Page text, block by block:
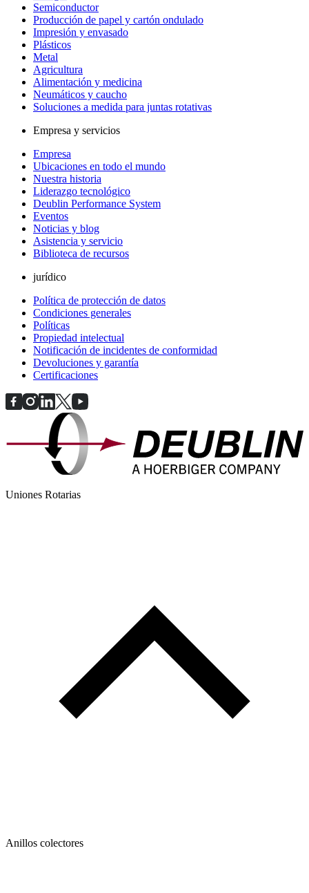
Semiconductor
Producción de papel y cartón ondulado
Impresión y envasado
Plásticos
Metal
Agricultura
Alimentación y medicina
Neumáticos y caucho
Soluciones a medida para juntas rotativas
Empresa y servicios
Empresa
Ubicaciones en todo el mundo
Nuestra historia
Liderazgo tecnológico
Deublin Performance System
Eventos
Noticias y blog
Asistencia y servicio
Biblioteca de recursos
jurídico
Política de protección de datos
Condiciones generales
Políticas
Propiedad intelectual
Notificación de incidentes de conformidad
Devoluciones y garantía
Certificaciones
Uniones Rotarias
Anillos colectores